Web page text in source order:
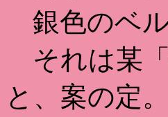
銀色のベ
それは某
と、案の定。